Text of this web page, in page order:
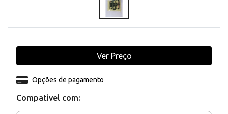
Compativel com:
Opções de pagamento
Ver Preço